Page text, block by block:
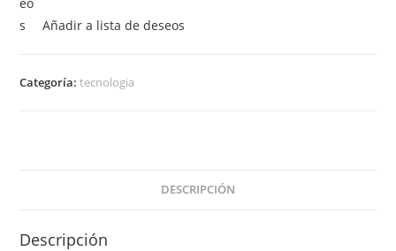
Añadir a lista de deseos
Categoría:tecnologia
DESCRIPCIÓN
Descripción